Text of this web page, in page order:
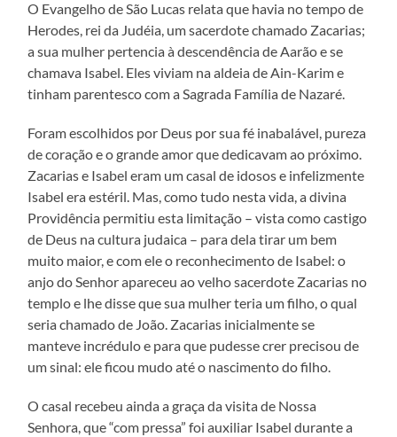
O Evangelho de São Lucas relata que havia no tempo de
Herodes, rei da Judéia, um sacerdote chamado Zacarias;
a sua mulher pertencia à descendência de Aarão e se
chamava Isabel. Eles viviam na aldeia de Ain-Karim e
tinham parentesco com a Sagrada Família de Nazaré.
Foram escolhidos por Deus por sua fé inabalável, pureza
de coração e o grande amor que dedicavam ao próximo.
Zacarias e Isabel eram um casal de idosos e infelizmente
Isabel era estéril. Mas, como tudo nesta vida, a divina
Providência permitiu esta limitação – vista como castigo
de Deus na cultura judaica – para dela tirar um bem
muito maior, e com ele o reconhecimento de Isabel: o
anjo do Senhor apareceu ao velho sacerdote Zacarias no
templo e lhe disse que sua mulher teria um filho, o qual
seria chamado de João. Zacarias inicialmente se
manteve incrédulo e para que pudesse crer precisou de
um sinal: ele ficou mudo até o nascimento do filho.
O casal recebeu ainda a graça da visita de Nossa
Senhora, que “com pressa” foi auxiliar Isabel durante a